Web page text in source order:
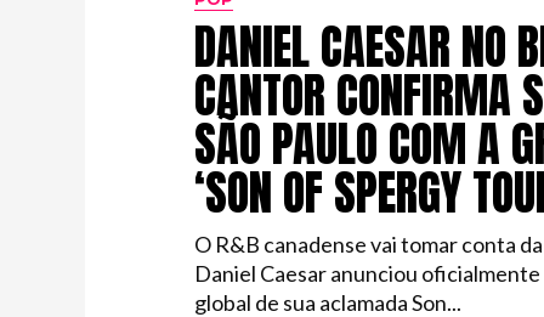
DANIEL CAESAR NO
CANTOR CONFIRMA
SÃO PAULO COM A
‘SON OF SPERGY
O R&B canadense vai tomar conta
Daniel Caesar anunciou oficialmente
global de sua aclamada Son...